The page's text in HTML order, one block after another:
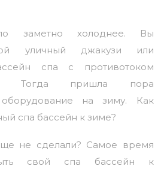
заметно холоднее. Вы
уличный джакузи или
спа с противотоком
Тогда пришла пора
оборудование на зиму. Как
спа бассейн к зиме?
не сделали? Самое время
свой спа бассейн к